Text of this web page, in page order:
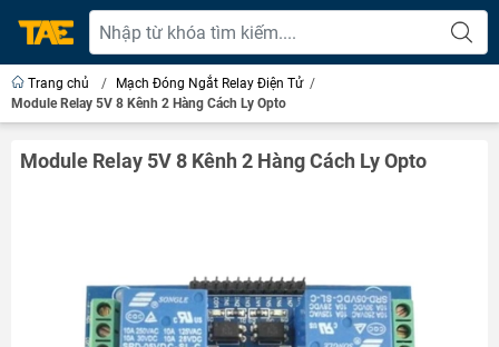
Trang chủ / Mạch Đóng Ngắt Relay Điện Tử /
Module Relay 5V 8 Kênh 2 Hàng Cách Ly Opto
Module Relay 5V 8 Kênh 2 Hàng Cách Ly Opto